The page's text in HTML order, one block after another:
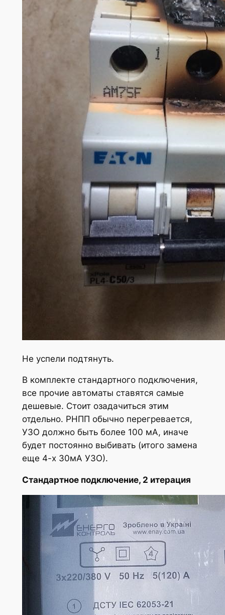
Не успели подтянуть.
В комплекте стандартного подключения,
все прочие автоматы ставятся самые
дешевые. Стоит озадачиться этим
отдельно. РНПП обычно перегревается,
УЗО должно быть более 100 мА, иначе
будет постоянно выбивать (итого замена
еще 4-х 30мА УЗО).
Стандартное подключение, 2 итерация